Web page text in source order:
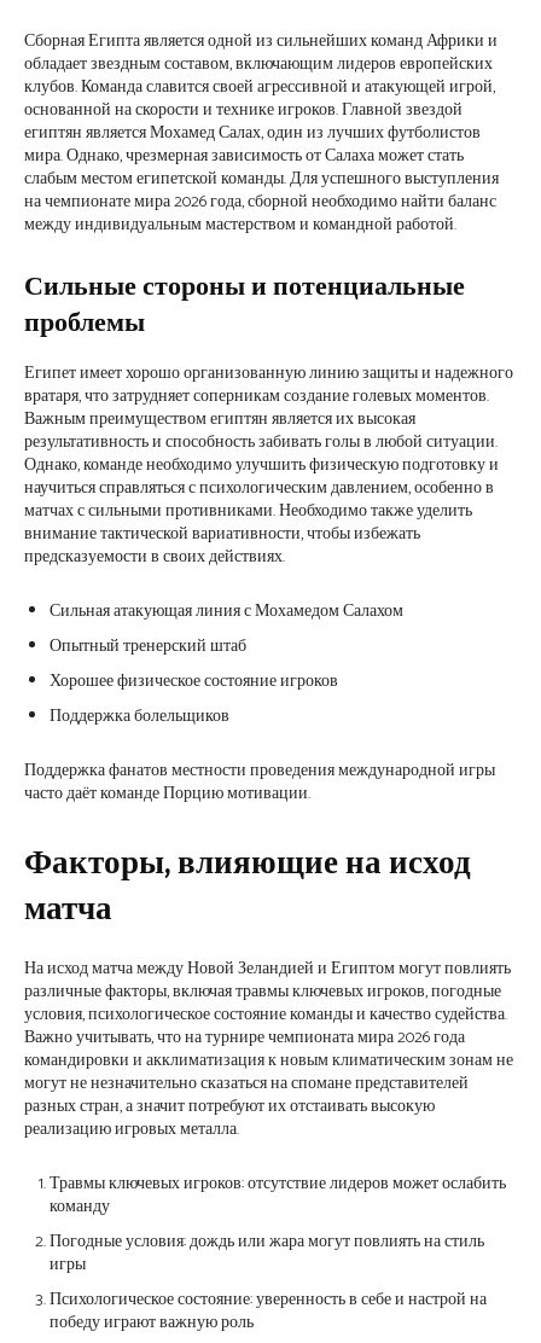
Сборная Египта является одной из сильнейших команд Африки и
обладает звездным составом, включающим лидеров европейских
клубов. Команда славится своей агрессивной и атакующей игрой,
основанной на скорости и технике игроков. Главной звездой
египтян является Мохамед Салах, один из лучших футболистов
мира. Однако, чрезмерная зависимость от Салаха может стать
слабым местом египетской команды. Для успешного выступления
на чемпионате мира 2026 года, сборной необходимо найти баланс
между индивидуальным мастерством и командной работой.
Сильные стороны и потенциальные
проблемы
Египет имеет хорошо организованную линию защиты и надежного
вратаря, что затрудняет соперникам создание голевых моментов.
Важным преимуществом египтян является их высокая
результативность и способность забивать голы в любой ситуации.
Однако, команде необходимо улучшить физическую подготовку и
научиться справляться с психологическим давлением, особенно в
матчах с сильными противниками. Необходимо также уделить
внимание тактической вариативности, чтобы избежать
предсказуемости в своих действиях.
Сильная атакующая линия с Мохамедом Салахом
Опытный тренерский штаб
Хорошее физическое состояние игроков
Поддержка болельщиков
Поддержка фанатов местности проведения международной игры
часто даёт команде Порцию мотивации.
Факторы, влияющие на исход
матча
На исход матча между Новой Зеландией и Египтом могут повлиять
различные факторы, включая травмы ключевых игроков, погодные
условия, психологическое состояние команды и качество судейства.
Важно учитывать, что на турнире чемпионата мира 2026 года
командировки и акклиматизация к новым климатическим зонам не
могут не незначительно сказаться на спомане представителей
разных стран, а значит потребуют их отстаивать высокую
реализацию игровых металла.
Травмы ключевых игроков: отсутствие лидеров может ослабить
команду
Погодные условия: дождь или жара могут повлиять на стиль
игры
Психологическое состояние: уверенность в себе и настрой на
победу играют важную роль